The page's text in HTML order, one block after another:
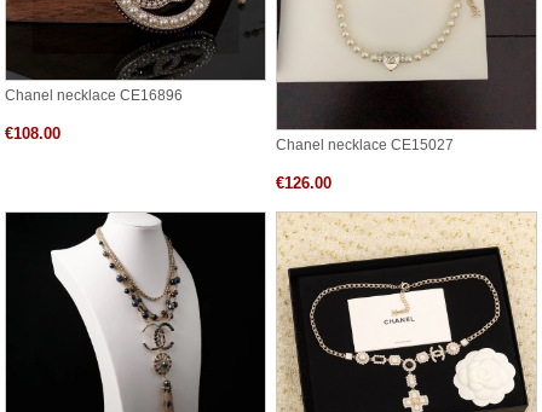
Chanel necklace CE16896
€108.00
Chanel necklace CE15027
€126.00